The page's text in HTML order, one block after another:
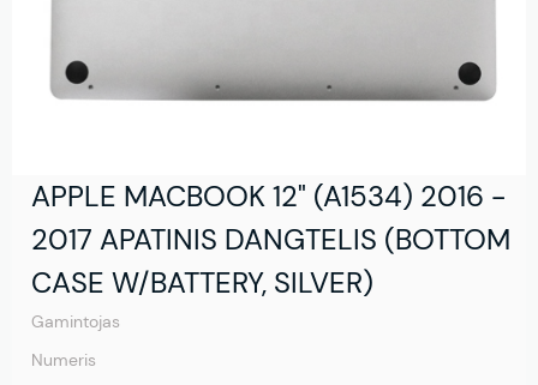
APPLE MACBOOK 12" (A1534) 2016 -
2017 APATINIS DANGTELIS (BOTTOM
CASE W/BATTERY, SILVER)
Gamintojas
Numeris